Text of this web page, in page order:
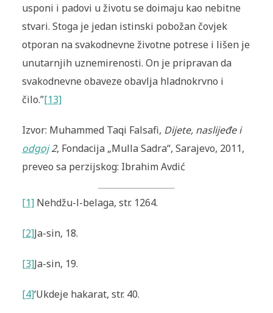
usponi i padovi u životu se doimaju kao nebitne
stvari. Stoga je jedan istinski pobožan čovjek
otporan na svakodnevne životne potrese i lišen je
unutarnjih uznemirenosti. On je pripravan da
svakodnevne obaveze obavlja hladnokrvno i
čilo.”[13]
Izvor: Muhammed Taqi Falsafi, Dijete, naslijeđe i
odgoj2, Fondacija „Mulla Sadra“, Sarajevo, 2011,
preveo sa perzijskog: Ibrahim Avdić
[1]Nehdžu-l-belaga, str. 1264.
[2]Ja-sin, 18.
[3]Ja-sin, 19.
[4]‘Ukdeje hakarat, str. 40.